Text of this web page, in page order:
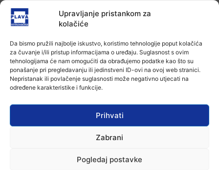
Upravljanje pristankom za
kolačiće
Da bismo pružili najbolje iskustvo, koristimo tehnologije poput kolačića
za čuvanje i/ili pristup informacijama o uređaju. Suglasnost s ovim
tehnologijama će nam omogućiti da obrađujemo podatke kao što su
ponašanje pri pregledavanju ili jedinstveni ID-ovi na ovoj web stranici.
Nepristanak ili povlačenje suglasnosti može negativno utjecati na
određene karakteristike i funkcije.
Prihvati
Zabrani
Pogledaj postavke
Autoklub Vinkovci u rujnu će obilježiti
stotu godišnjicu djelovanja
Aktualno
Za dva tjedna započinje još jedna
Divlja liga
7 kolovoza, 2026
Aktualno
U Županji održana Ljetna škola magije
7 kolovoza, 2026